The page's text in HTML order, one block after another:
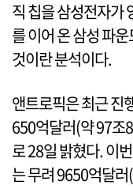
직 칩을 삼성전자가
를 이어 온 삼성 파
것이란 분석이다.
앤트로픽은 최근 진
650억달러(약 97조
로 28일 밝혔다. 이
는 무려 9650억달